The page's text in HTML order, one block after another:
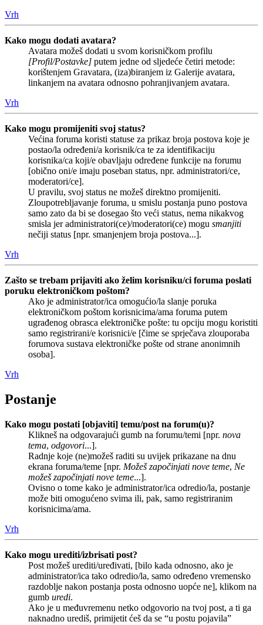
Vrh
Kako mogu dodati avatara?
Avatara možeš dodati u svom korisničkom profilu
[Profil/Postavke] putem jedne od sljedeće četiri metode:
korištenjem Gravatara, (iza)biranjem iz Galerije avatara,
linkanjem na avatara odnosno pohranjivanjem avatara.
Vrh
Kako mogu promijeniti svoj status?
Većina foruma koristi statuse za prikaz broja postova koje je
postao/la određeni/a korisnik/ca te za identifikaciju
korisnika/ca koji/e obavljaju određene funkcije na forumu
[obično oni/e imaju poseban status, npr. administratori/ce,
moderatori/ce].
U pravilu, svoj status ne možeš direktno promijeniti.
Zloupotrebljavanje foruma, u smislu postanja puno postova
samo zato da bi se dosegao što veći status, nema nikakvog
smisla jer administratori(ce)/moderatori(ce) mogu smanjiti
nečiji status [npr. smanjenjem broja postova...].
Vrh
Zašto se trebam prijaviti ako želim korisniku/ci foruma poslati
poruku elektroničkom poštom?
Ako je administrator/ica omogućio/la slanje poruka
elektroničkom poštom korisnicima/ama foruma putem
ugrađenog obrasca elektroničke pošte: tu opciju mogu koristiti
samo registrirani/e korisnici/e [čime se sprječava zlouporaba
forumova sustava elektroničke pošte od strane anonimnih
osoba].
Vrh
Postanje
Kako mogu postati [objaviti] temu/post na forum(u)?
Klikneš na odgovarajući gumb na forumu/temi [npr. nova
tema, odgovori...].
Radnje koje (ne)možeš raditi su uvijek prikazane na dnu
ekrana foruma/teme [npr. Možeš započinjati nove teme, Ne
možeš započinjati nove teme...].
Ovisno o tome kako je administrator/ica odredio/la, postanje
može biti omogućeno svima ili, pak, samo registriranim
korisnicima/ama.
Vrh
Kako mogu urediti/izbrisati post?
Post možeš urediti/uređivati, [bilo kada odnosno, ako je
administrator/ica tako odredio/la, samo određeno vremensko
razdoblje nakon postanja posta odnosno uopće ne], klikom na
gumb uredi.
Ako je u međuvremenu netko odgovorio na tvoj post, a ti ga
naknadno urediš, primijetit ćeš da se “u postu pojavila”